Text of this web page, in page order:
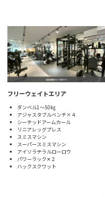
フリーウェイトエリア
ダンベル1～50㎏
アジャスタブルベンチ×４
シーテッドアームカール
リニアレッグプレス
スミスマシン
スーパースミスマシン
アイソラテラルローロウ
パワーラック✕２
ハックスクワット